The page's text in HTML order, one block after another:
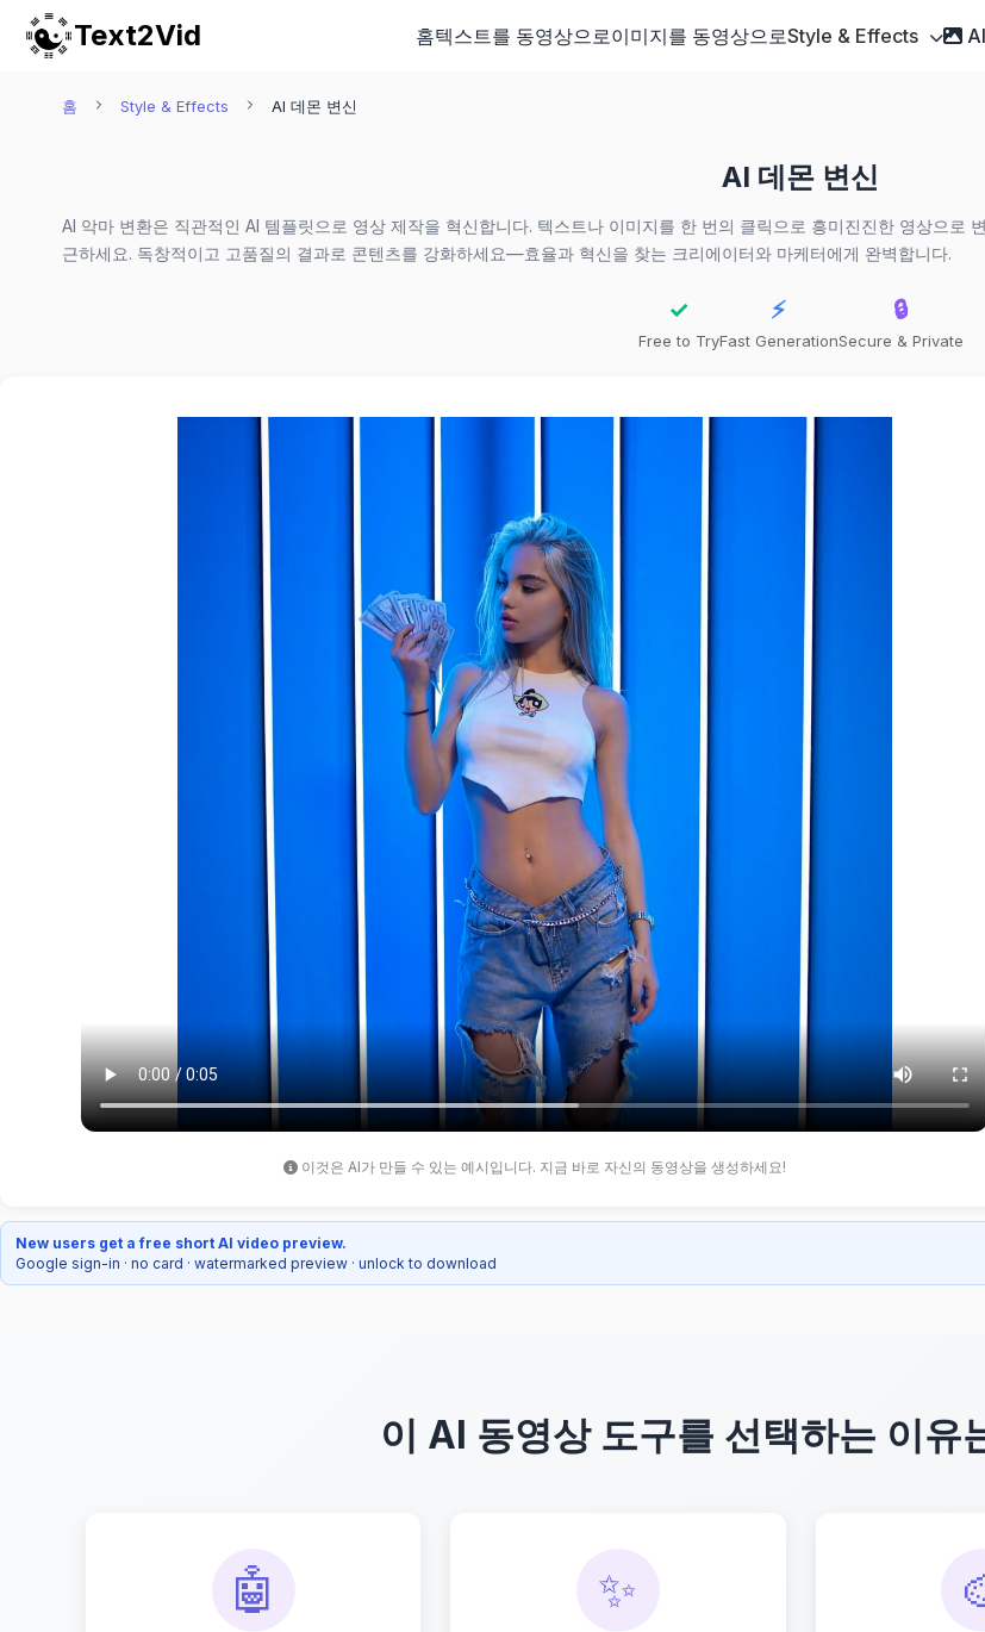
Text2Vid 홈텍스트를 동영상으로이미지를 동영상으로Style & Effects
홈 Style & Effects AI 데몬 변신
AI 데몬 변신
AI 악마 변환은 직관적인 AI 템플릿으로 영상 제작을 혁신합니다. 텍스트나 이미지를 한 번의 클릭으로 흥미진진한 영상으로
근하세요. 독창적이고 고품질의 결과로 콘텐츠를 강화하세요—효율과 혁신을 찾는 크리에이터와 마케터에게 완벽합니다.
✓
Free to Try
⚡
Fast Generation
🔒
Secure & Private
이것은 AI가 만들 수 있는 예시입니다. 지금 바로 자신의 동영상을 생성하세요!
New users get a free short AI video preview.
Google sign-in · no card · watermarked preview · unlock to download
이 AI 동영상 도구를 선택하는 이유
🤖 ✨